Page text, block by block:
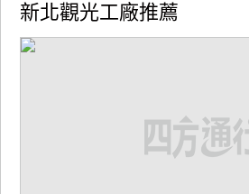
作
新北觀光工廠推薦